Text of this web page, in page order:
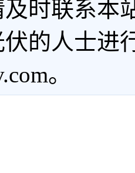
时联系本
的人士进
。